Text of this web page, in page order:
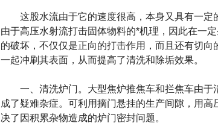
这股水流由于它的速度很高，本身又具有一定
由于高压水射流打击固体物料的*机理，因此在一
的破坏，不仅仅是正向的打击作用，而且还有切
一起冲刷其表面，从而提高了清洗和除垢效果。
一、清洗炉门。大型焦炉推焦车和拦焦车由于
成了疑难杂症。可利用摘门悬挂的生产间隙，用
决了因积累杂物造成的炉门密封问题。